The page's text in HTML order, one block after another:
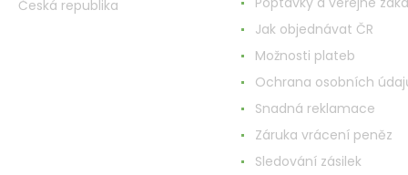
Česká republika
Jak objednávat ČR
Možnosti plateb
Ochrana osobních
Snadná reklamace
Záruka vrácení peněz
Sledování zásilek